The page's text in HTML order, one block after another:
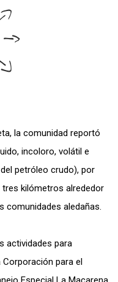
la comunidad reportó
incoloro, volátil e
petróleo crudo), por
kilómetros alrededor
comunidades aledañas.
actividades para
para el